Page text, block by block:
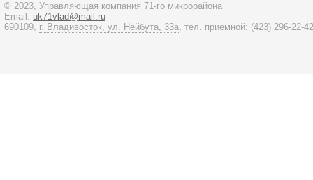
© 2023, Управляющая компания 71-го микрорайона
Email: uk71vlad@mail.ru
690109, г. Владивосток, ул. Нейбута, 33а, тел. приемной: (423) 296-22-